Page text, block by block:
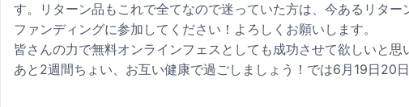
す。リターン品もこれで全てなので迷っていた方は、今あるリタ
ファンディングに参加してください！よろしくお願いします。
皆さんの力で無料オンラインフェスとしても成功させて欲しいと思
あと2週間ちょい、お互い健康で過ごしましょう！では6月19日20